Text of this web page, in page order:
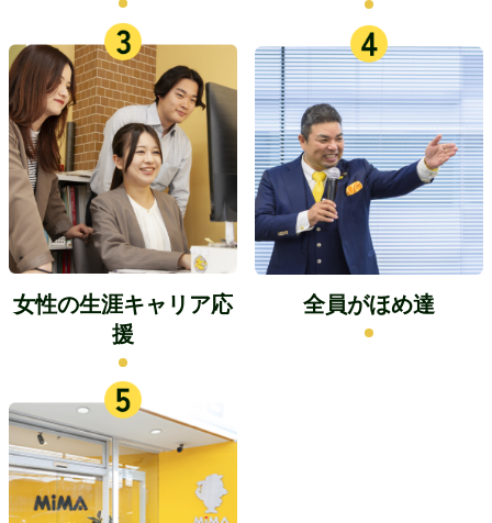
女性の生涯キャリア応
援
全員がほめ達